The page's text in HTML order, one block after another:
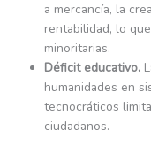
a mercancía, la
rentabilidad, lo
minoritarias.
Déficit educativo.
humanidades en
tecnocráticos
ciudadanos.